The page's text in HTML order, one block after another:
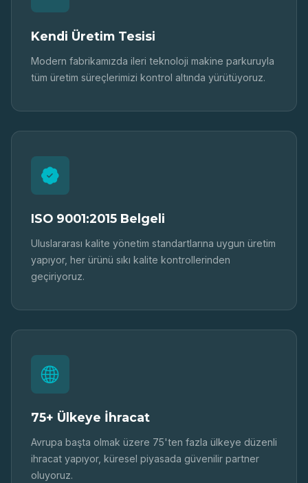
Kendi Üretim Tesisi
Modern fabrikamızda ileri teknoloji makine parkuruyla
tüm üretim süreçlerimizi kontrol altında yürütüyoruz.
ISO 9001:2015 Belgeli
Uluslararası kalite yönetim standartlarına uygun üretim
yapıyor, her ürünü sıkı kalite kontrollerinden
geçiriyoruz.
75+ Ülkeye İhracat
Avrupa başta olmak üzere 75'ten fazla ülkeye düzenli
ihracat yapıyor, küresel piyasada güvenilir partner
oluyoruz.